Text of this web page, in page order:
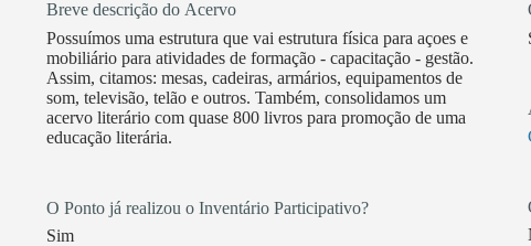
Breve descrição do Acervo
Possuímos uma estrutura que vai estrutura física para açoes e
mobiliário para atividades de formação - capacitação - gestão.
Assim, citamos: mesas, cadeiras, armários, equipamentos de
som, televisão, telão e outros. Também, consolidamos um
acervo literário com quase 800 livros para promoção de uma
educação literária.
O Ponto já realizou o Inventário Participativo?
Sim